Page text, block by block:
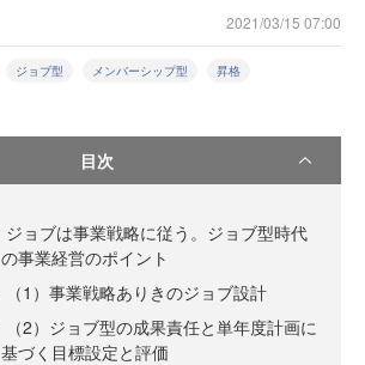
2021/03/15 07:00
ジョブ型 メンバーシップ型 昇格
目次
ジョブは事業戦略に従う。ジョブ型時代
の事業経営のポイント
（1）事業戦略ありきのジョブ設計
（2）ジョブ型の成果責任と単年度計画に
基づく目標設定と評価